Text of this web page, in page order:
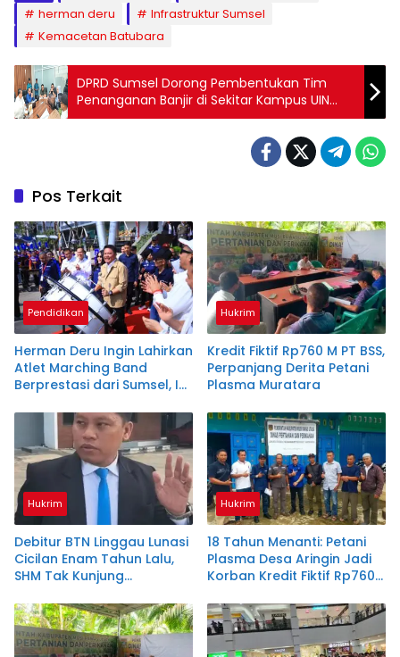
herman deru
Infrastruktur Sumsel
Kemacetan Batubara
DPRD Sumsel Dorong Pembentukan Tim
Penanganan Banjir di Sekitar Kampus UIN
Raden Fatah
Pos Terkait
Pendidikan
Herman Deru Ingin Lahirkan
Atlet Marching Band
Berprestasi dari Sumsel, Ini
Hukrim
Kredit Fiktif Rp760 M PT BSS,
Perpanjang Derita Petani
Plasma Muratara
Hukrim
Debitur BTN Linggau Lunasi
Cicilan Enam Tahun Lalu,
SHM Tak Kunjung
Hukrim
18 Tahun Menanti: Petani
Plasma Desa Aringin Jadi
Korban Kredit Fiktif Rp760